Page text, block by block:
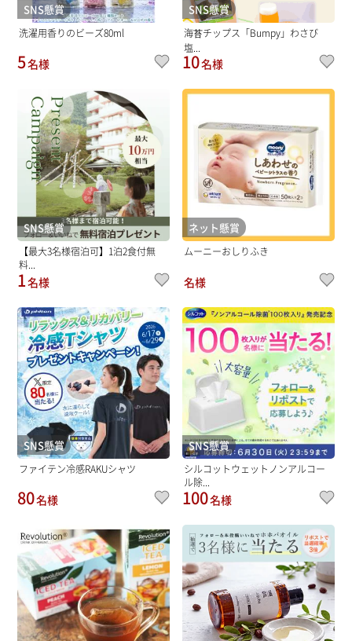
SNS懸賞
洗濯用香りのビーズ80ml
5名様
SNS懸賞
海苔チップス「Bumpy」わさび
塩...
10名様
SNS懸賞
【最大3名様宿泊可】1泊2食付無
料...
1名様
ネット懸賞
ムーニーおしりふき
名様
SNS懸賞
ファイテン冷感RAKUシャツ
80名様
SNS懸賞
シルコットウェットノンアルコー
ル除...
100名様